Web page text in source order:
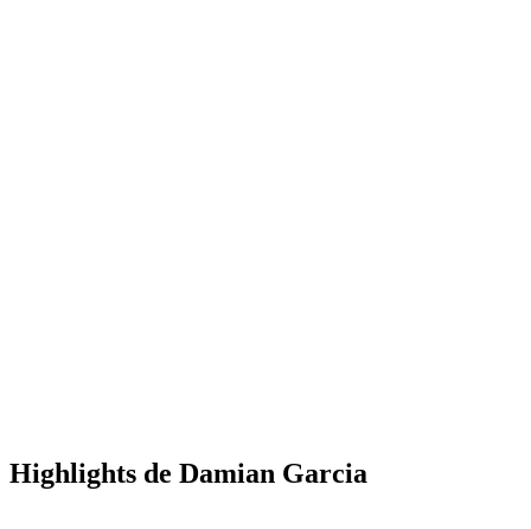
Highlights de Damian Garcia